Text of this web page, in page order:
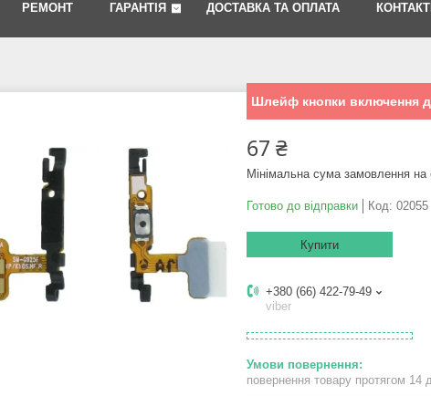
РЕМОНТ ГАРАНТІЯ ДОСТАВКА ТА ОПЛАТА
Шлейф кнопки включення
67 ₴
Мінімальна сума замовлення
Готово до відправки Код: 02055
Купити
+380 (66) 422-79-49
viber
повернення товару протягом 14